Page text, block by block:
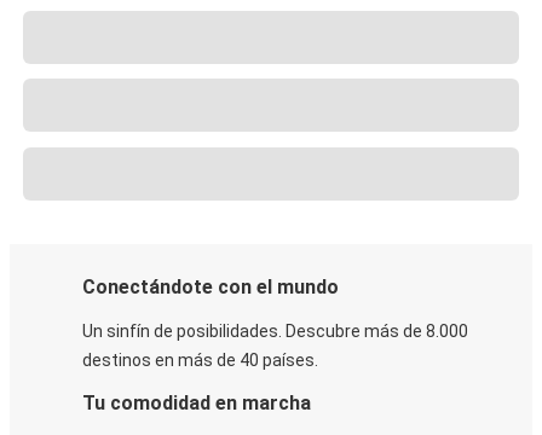
Conectándote con el mundo
Un sinfín de posibilidades. Descubre más de 8.000
destinos en más de 40 países.
Tu comodidad en marcha